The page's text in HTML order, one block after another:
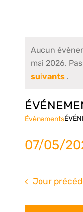
Aucun
mai 2026.
suivants .
Évènements
07/05/
date.
Jour